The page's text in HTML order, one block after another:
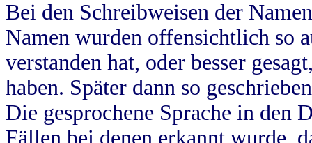
Bei den Schreibweisen der
Namen wurden offensichtlich so
verstanden hat, oder besser
haben. Später dann so
Die gesprochene Sprache in
Fällen bei denen erkannt wurde,